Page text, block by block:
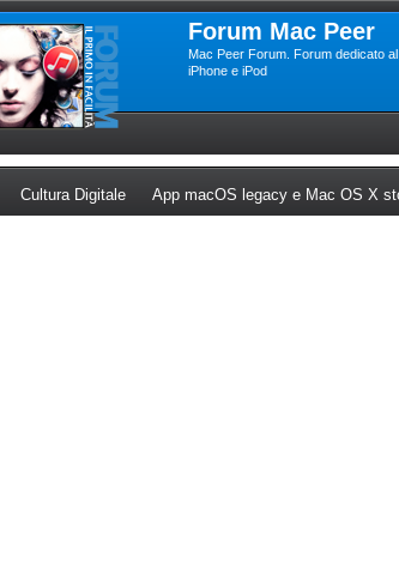
Forum Mac Peer
Mac Peer Forum. Forum dedicato
iPhone e iPod
(Opens a new tab)
Cultura Digitale(Opens a new tab)
App macOS legacy e Mac OS X